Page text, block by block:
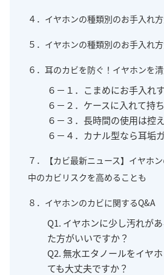
４．イヤホンの種類別のお手入れ方
５．イヤホンの種類別のお手入れ方
６．耳のカビを防ぐ！イヤホンを
６－１．こまめにお手入れ
６－２．ケースに入れて持
６－３．長時間の使用は控
６－４．カナル型なら耳垢
７．【カビ最新ニュース】イヤホ
中のカビリスクを高めることも
８．イヤホンのカビに関するQ&A
Q1. イヤホンに少し汚れが
た方がいいですか？
Q2. 無水エタノールをイヤ
ても大丈夫ですか？